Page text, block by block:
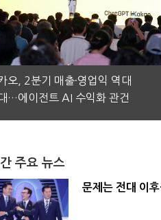
오, 2분기 매출·영업익 역대
…에이전트 AI 수익화 관건
주요 뉴스
문제는 전대 이